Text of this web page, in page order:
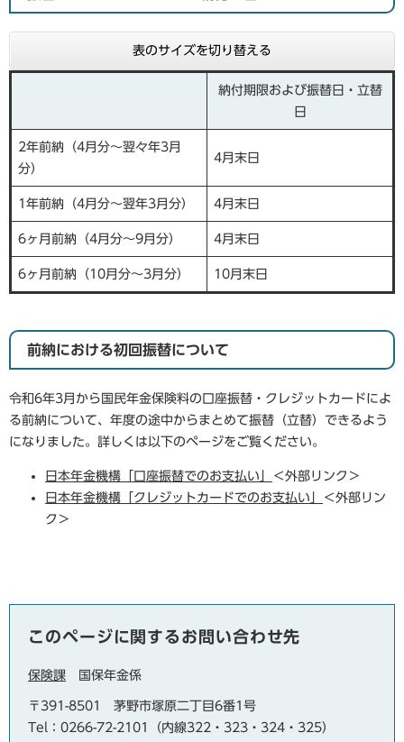
表のサイズを切り替える
納付期限および振替日・立替
日
2年前納（4月分～翌々年3月
分）
4月末日
1年前納（4月分～翌年3月分） 4月末日
6ヶ月前納（4月分～9月分） 4月末日
6ヶ月前納（10月分～3月分） 10月末日
前納における初回振替について
令和6年3月から国民年金保険料の口座振替・クレジットカードによ
る前納について、年度の途中からまとめて振替（立替）できるよう
になりました。詳しくは以下のページをご覧ください。
日本年金機構「口座振替でのお支払い」
＜外部リンク＞
日本年金機構「クレジットカードでのお支払い」
＜外部リン
ク＞
このページに関するお問い合わせ先
保険課 国保年金係
〒391-8501
茅野市塚原二丁目6番1号
Tel：0266-72-2101（内線322・323・324・325）